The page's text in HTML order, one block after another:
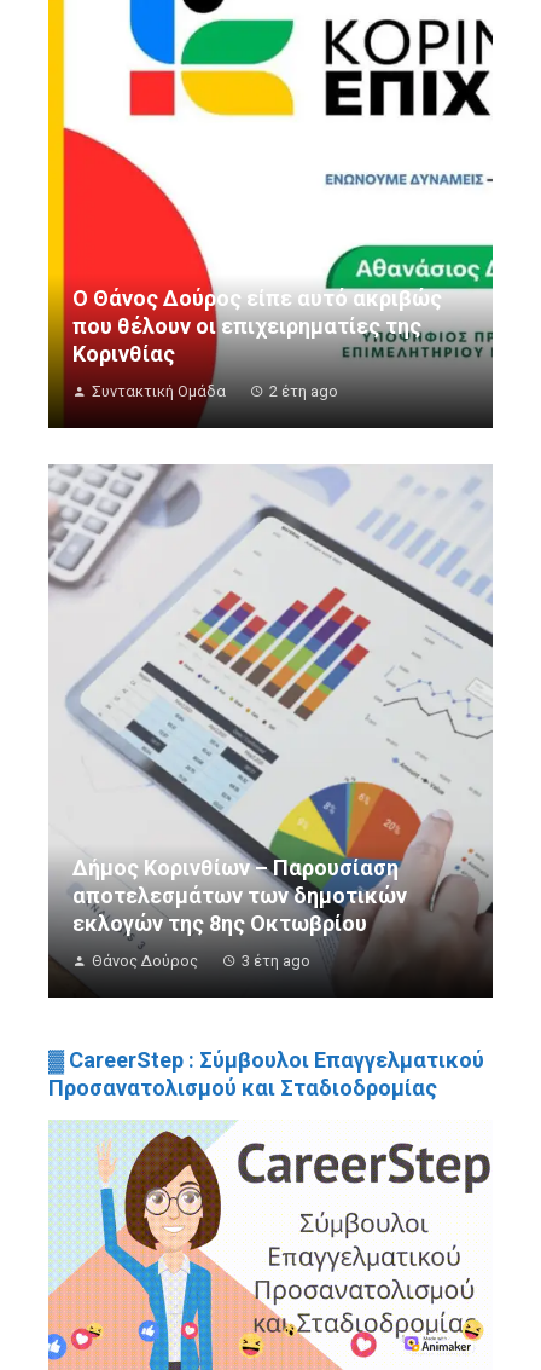
Ο Θάνος Δούρος είπε αυτό ακριβώς
που θέλουν οι επιχειρηματίες της
Κορινθίας
Συντακτική Ομάδα 2 έτη ago
Δήμος Κορινθίων – Παρουσίαση
αποτελεσμάτων των δημοτικών
εκλογών της 8ης Οκτωβρίου
Θάνος Δούρος 3 έτη ago
▓ CareerStep : Σύμβουλοι Επαγγελματικού
Προσανατολισμού και Σταδιοδρομίας